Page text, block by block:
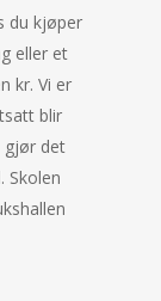
du kjøper
eller et
kr. Vi er
blir
gjør det
Skolen